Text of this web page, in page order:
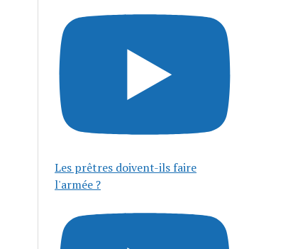
Les prêtres doivent-ils faire
l'armée ?